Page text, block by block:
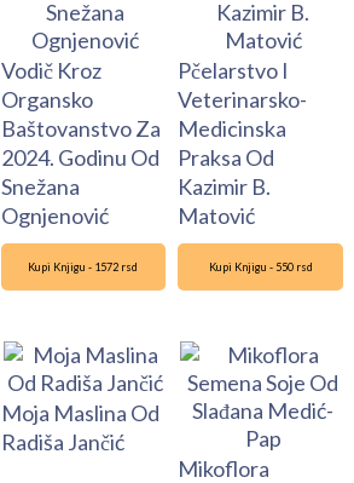
Vodič Kroz
Organsko
Baštovanstvo Za
2024. Godinu Od
Snežana
Ognjenović
Pčelarstvo I
Veterinarsko-
Medicinska
Praksa Od
Kazimir B.
Matović
Kupi Knjigu - 1572 rsd
Moja Maslina Od
Radiša Jančić
Kupi Knjigu - 550 rsd
Mikoflora